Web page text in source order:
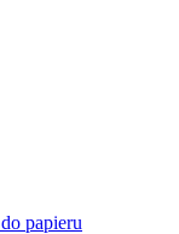
papieru